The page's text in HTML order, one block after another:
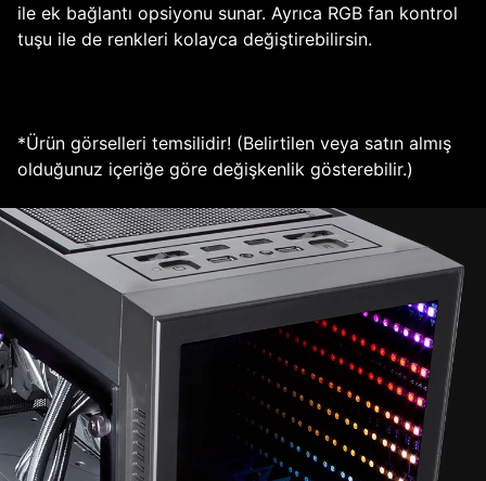
ile ek bağlantı opsiyonu sunar. Ayrıca RGB fan kontrol
tuşu ile de renkleri kolayca değiştirebilirsin.
*Ürün görselleri temsilidir! (Belirtilen veya satın almış
olduğunuz içeriğe göre değişkenlik gösterebilir.)